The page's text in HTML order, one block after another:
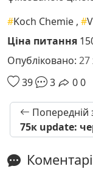
#Koch Chemie , #
Ціна питання
Опубліковано: 27
39
3 00
Попередній
75к update:
Коментарі